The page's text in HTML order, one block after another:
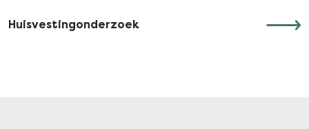
Huisvestingonderzoek